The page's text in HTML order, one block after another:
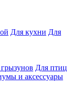
Для кухни Для
Для птиц
и аксессуары